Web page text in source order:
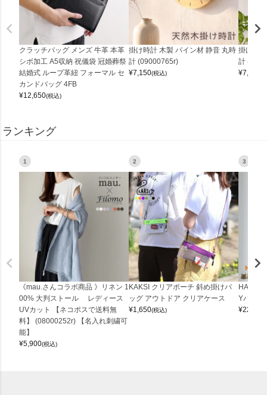
クラッチバッグ メンズ 牛革 本革
シボ加工 A5収納 祝儀袋 冠婚葬祭
結婚式 ループ革紐 フォーマル セ
カンドバッグ 4FB
¥12,650(税込)
掛け時計 木製 パイン材 静音 丸時
計 (09000765r)
¥7,150(税込)
掛け時
計
¥7,150
ランキング
1
《mau.さんコラボ商品 》リネン 1
00% 大判ストール レディース
UVカット 【ネコポスで送料無
料】 (08000252r) 【名入れ刺繍可
能】
¥5,900(税込)
2
KAKSI クリアポーチ 斜め掛けバ
ッグ アウトドア クリアケース
¥1,650(税込)
3
Yバッグ
¥22,000